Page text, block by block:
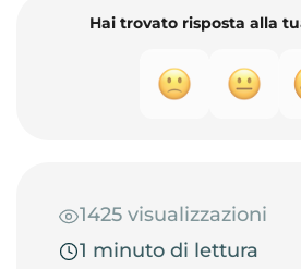
Hai trovato risposta alla
1425 visualizzazioni
1 minuto di lettura